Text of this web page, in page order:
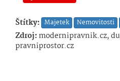
Štítky: Majetek Nemovitosti
Zdroj: modernipravnik.cz,
pravniprostor.cz